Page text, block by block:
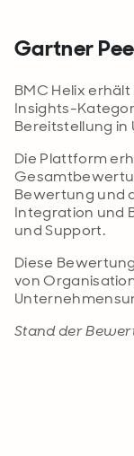
Gartner
BMC Helix
Insights-
Bereitstellung
Die Plattform
Bewertung und
Integration und
und Support.
Diese
von
Stand der